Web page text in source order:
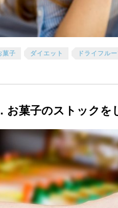
菓子 ダイエット ドライフル
お菓子のストックを